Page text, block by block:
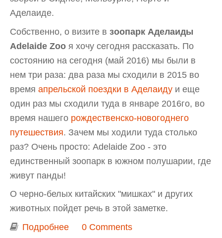
Аделаиде.
Собственно, о визите в зоопарк Аделаиды
Adelaide Zoo я хочу сегодня рассказать. По
состоянию на сегодня (май 2016) мы были в
нем три раза: два раза мы сходили в 2015 во
время апрельской поездки в Аделаиду и еще
один раз мы сходили туда в январе 2016го, во
время нашего рождественско-новогоднего
путешествия. Зачем мы ходили туда столько
раз? Очень просто: Adelaide Zoo - это
единственный зоопарк в южном полушарии, где
живут панды!
О черно-белых китайских "мишках" и других
животных пойдет речь в этой заметке.
Подробнее о Зоопарк Аделаиды (Adelaide Zoo)
0 Comments